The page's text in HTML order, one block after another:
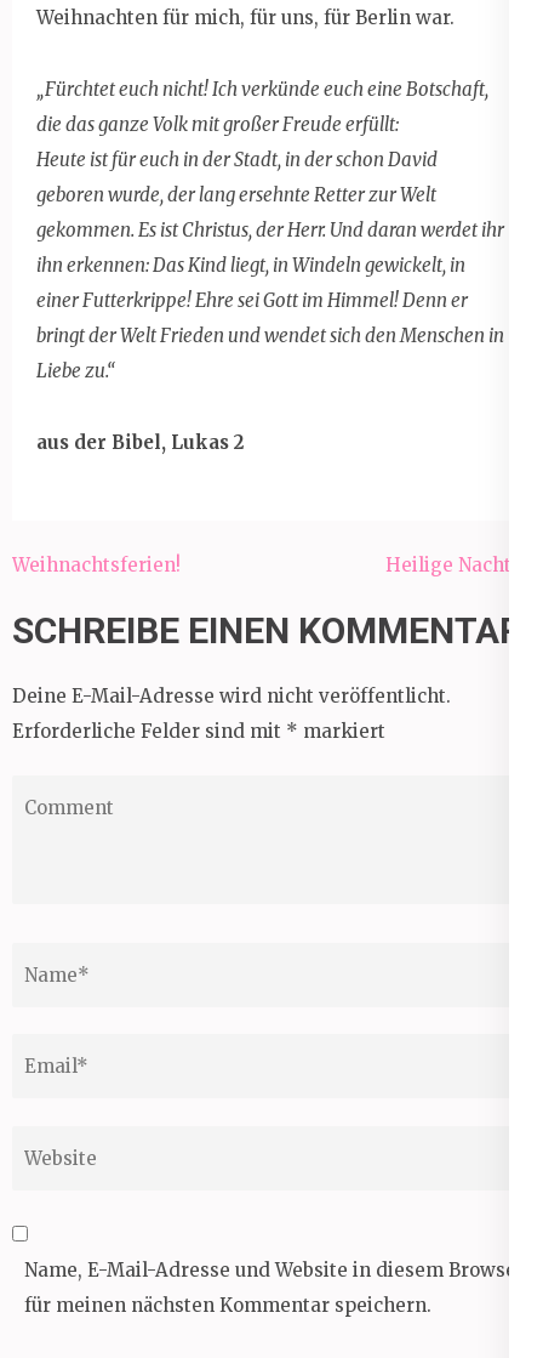
Weihnachten für mich, für uns, für Berlin war.
„Fürchtet euch nicht! Ich verkünde euch eine Botschaft,
die das ganze Volk mit großer Freude erfüllt:
Heute ist für euch in der Stadt, in der schon David
geboren wurde, der lang ersehnte Retter zur Welt
gekommen. Es ist Christus, der Herr. Und daran werdet ihr
ihn erkennen: Das Kind liegt, in Windeln gewickelt, in
einer Futterkrippe! Ehre sei Gott im Himmel! Denn er
bringt der Welt Frieden und wendet sich den Menschen in
Liebe zu.“
aus der Bibel, Lukas 2
Beitragsnavigation
Weihnachtsferien! Heilige Nacht….
SCHREIBE EINEN KOMMENTAR
Deine E-Mail-Adresse wird nicht veröffentlicht.
Erforderliche Felder sind mit * markiert
Name, E-Mail-Adresse und Website in diesem Browser
für meinen nächsten Kommentar speichern.